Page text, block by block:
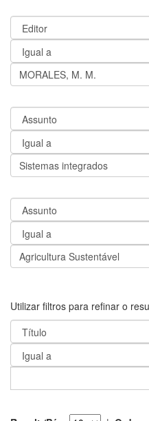
Utilizar filtros para refinar o